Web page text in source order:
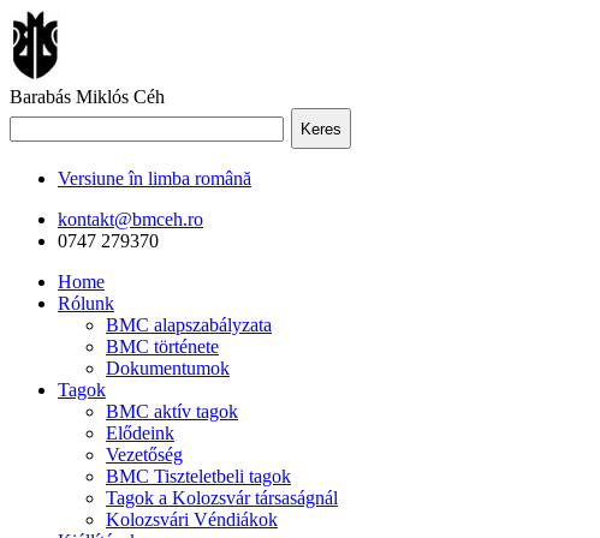
Barabás Miklós Céh
Keres
Versiune în limba română
kontakt@bmceh.ro
0747 279370
Home
Rólunk
BMC alapszabályzata
BMC története
Dokumentumok
Tagok
BMC aktív tagok
Elődeink
Vezetőség
BMC Tiszteletbeli tagok
Tagok a Kolozsvár társaságnál
Kolozsvári Véndiákok